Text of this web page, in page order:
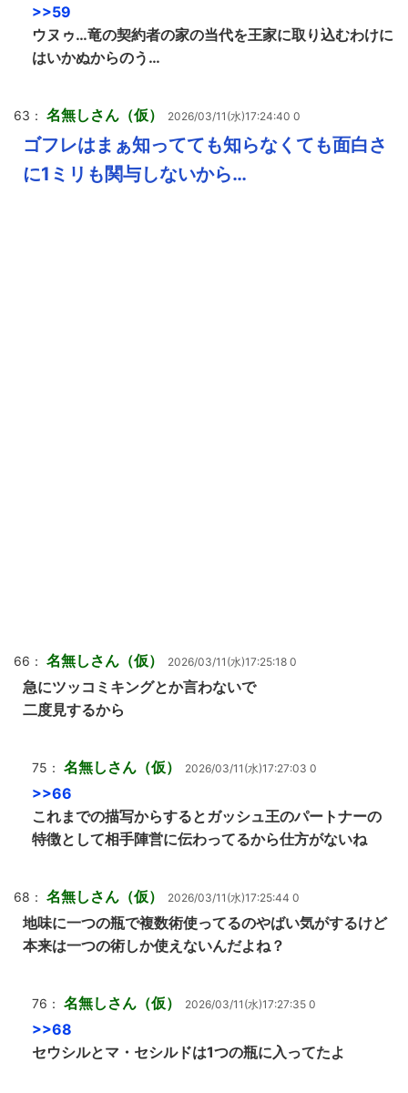
>>59
ウヌゥ…竜の契約者の家の当代を王家に取り込むわけに
はいかぬからのう…
63： 名無しさん（仮） 2026/03/11(水)17:24:40 0
ゴフレはまぁ知ってても知らなくても面白さ
に1ミリも関与しないから…
66： 名無しさん（仮） 2026/03/11(水)17:25:18 0
急にツッコミキングとか言わないで
二度見するから
75： 名無しさん（仮） 2026/03/11(水)17:27:03 0
>>66
これまでの描写からするとガッシュ王のパートナーの
特徴として相手陣営に伝わってるから仕方がないね
68： 名無しさん（仮） 2026/03/11(水)17:25:44 0
地味に一つの瓶で複数術使ってるのやばい気がするけど
本来は一つの術しか使えないんだよね？
76： 名無しさん（仮） 2026/03/11(水)17:27:35 0
>>68
セウシルとマ・セシルドは1つの瓶に入ってたよ